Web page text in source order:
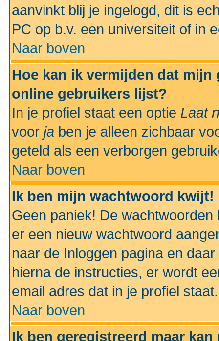
aanvinkt blij je ingelogd, dit is
PC op b.v. een universiteit of in
Naar boven
Hoe kan ik vermijden dat
online gebruikers lijst?
In je profiel staat een optie Laat
voor ja ben je alleen zichbaar
geteld als een verborgen
Naar boven
Ik ben mijn wachtwoord kwijt!
Geen paniek! De
er een nieuw wachtwoord
naar de Inloggen pagina en
hierna de instructies, er wordt
email adres dat in je profiel staat.
Naar boven
Ik ben geregistreerd maar